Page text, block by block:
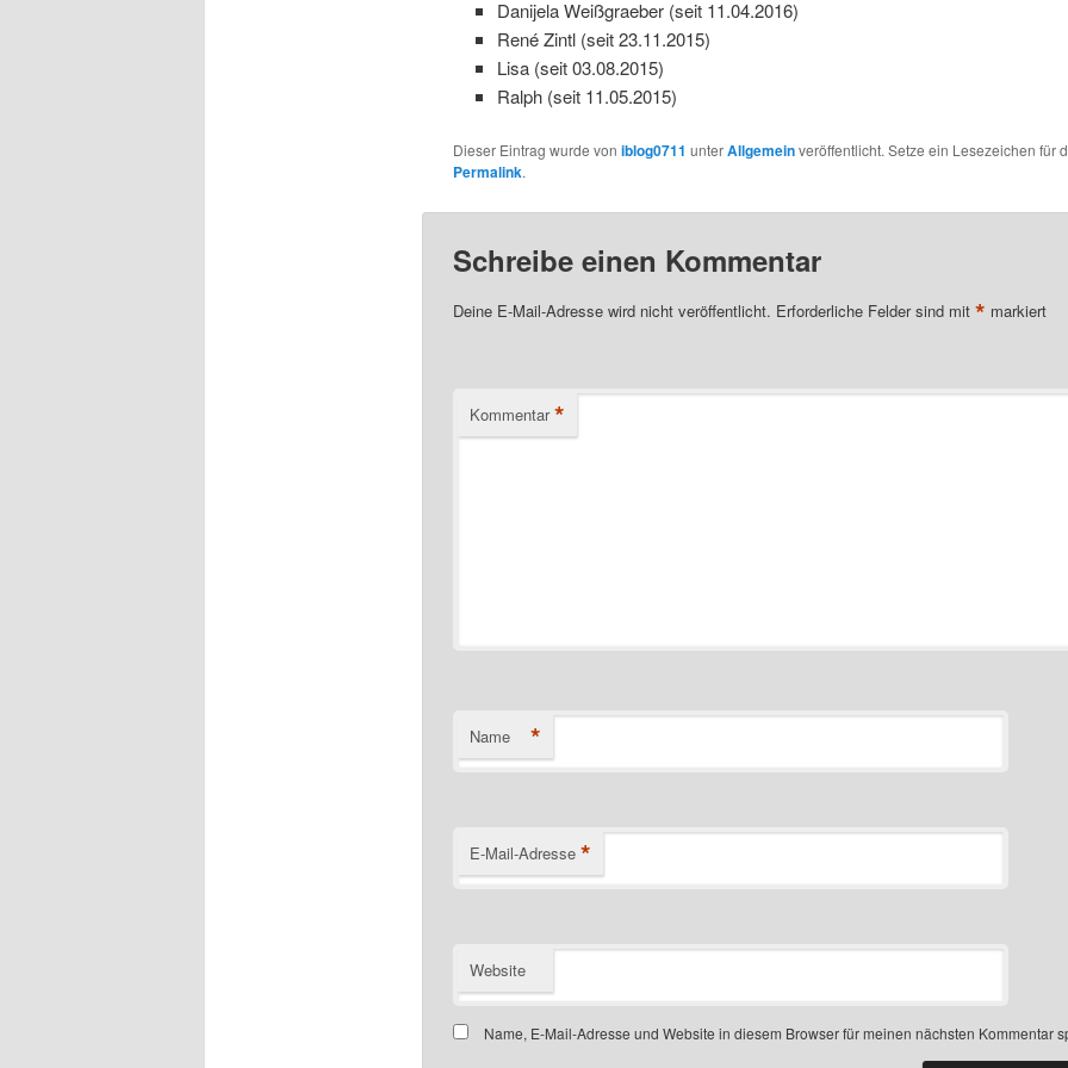
Danijela Weißgraeber (seit 11.04.2016)
René Zintl (seit 23.11.2015)
Lisa (seit 03.08.2015)
Ralph (seit 11.05.2015)
Dieser Eintrag wurde von iblog0711 unterAllgemeinveröffentlicht. Setze ein Lesezeichen für
Permalink.
Schreibe einen Kommentar
Deine E-Mail-Adresse wird nicht veröffentlicht. Erforderliche Felder sind mit * markiert
Kommentar *
Name *
E-Mail-Adresse *
Website
Name, E-Mail-Adresse und Website in diesem Browser für meinen nächsten Kommentar